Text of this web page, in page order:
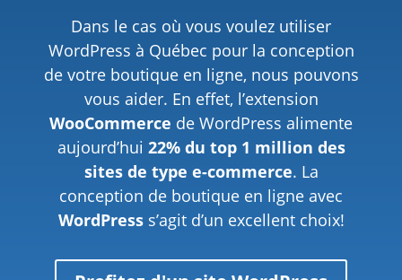
Dans le cas où vous voulez utiliser
WordPress à Québec pour la conception
de votre boutique en ligne, nous pouvons
vous aider. En effet, l’extension
WooCommerce de WordPress alimente
aujourd’hui 22% du top 1 million des
sites de type e-commerce. La
conception de boutique en ligne avec
WordPresss’agit d’un excellent choix!